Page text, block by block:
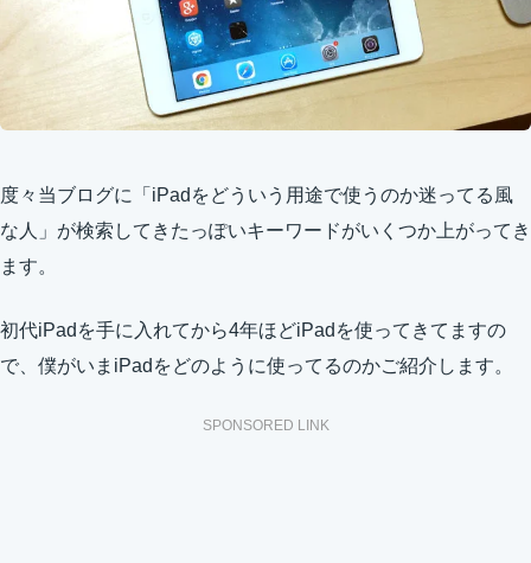
度々当ブログに「iPadをどういう用途で使うのか迷ってる風
な人」が検索してきたっぽいキーワードがいくつか上がってき
ます。
初代iPadを手に入れてから4年ほどiPadを使ってきてますの
で、僕がいまiPadをどのように使ってるのかご紹介します。
SPONSORED LINK